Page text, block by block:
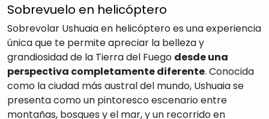
Sobrevuelo en helicóptero
Sobrevolar Ushuaia en helicóptero es una experiencia
única que te permite apreciar la belleza y
grandiosidad de la Tierra del Fuego desde una
perspectiva completamente diferente. Conocida
como la ciudad más austral del mundo, Ushuaia se
presenta como un pintoresco escenario entre
montañas, bosques y el mar, y un recorrido en